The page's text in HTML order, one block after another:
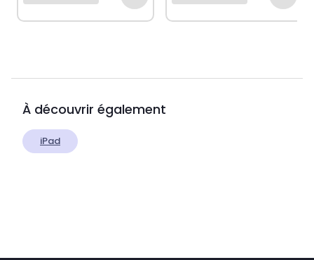
À découvrir également
iPad